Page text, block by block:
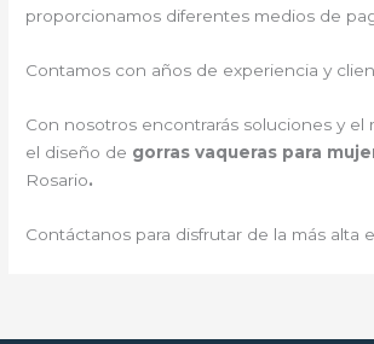
proporcionamos diferentes medios de
Contamos con años de experiencia y
Con nosotros encontrarás soluciones y el
el diseño de gorras vaqueras para
Rosario.
Contáctanos para disfrutar de la más alta